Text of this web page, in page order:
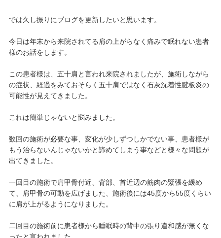
では久し振りにブログを更新したいと思います。
今日は年末から来院されてる肩の上がらなく痛みで眠れない患者
様のお話をします。
この患者様は、五十肩と言われ来院されましたが、施術しながら
の症状、経過をみておそらく五十肩ではなく石灰沈着性腱板炎の
可能性が見えてきました。
これは簡単じゃないと悩みました。
数回の施術が必要な事、変化が少しずつしかでない事、患者様が
もう治らないんじゃないかと諦めてしまう事などと様々な問題が
出てきました。
一回目の施術で肩甲骨付近、背部、首近辺の筋肉の緊張を緩め
て、肩甲骨の可動を広げました、施術後には45度から55度くらい
に肩が上がるようになりました。
二回目の施術前に患者様から睡眠時の背中の張り違和感が無くな
ったと言われました。